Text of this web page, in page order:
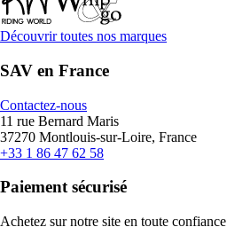
Découvrir toutes nos marques
SAV en France
Contactez-nous
11 rue Bernard Maris
37270 Montlouis-sur-Loire, France
+33 1 86 47 62 58
Paiement sécurisé
Achetez sur notre site en toute confiance